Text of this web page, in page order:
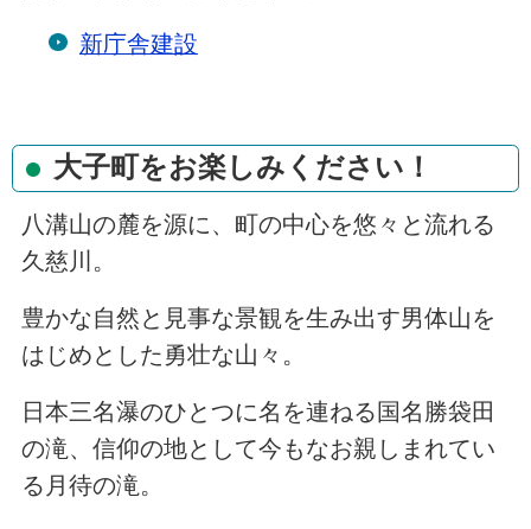
新庁舎建設
大子町をお楽しみください！
八溝山の麓を源に、町の中心を悠々と流れる
久慈川。
豊かな自然と見事な景観を生み出す男体山を
はじめとした勇壮な山々。
日本三名瀑のひとつに名を連ねる国名勝袋田
の滝、信仰の地として今もなお親しまれてい
る月待の滝。